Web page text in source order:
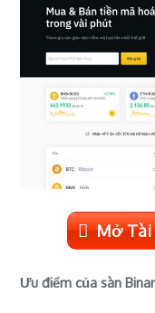
Mở Tài
Ưu điểm của sàn